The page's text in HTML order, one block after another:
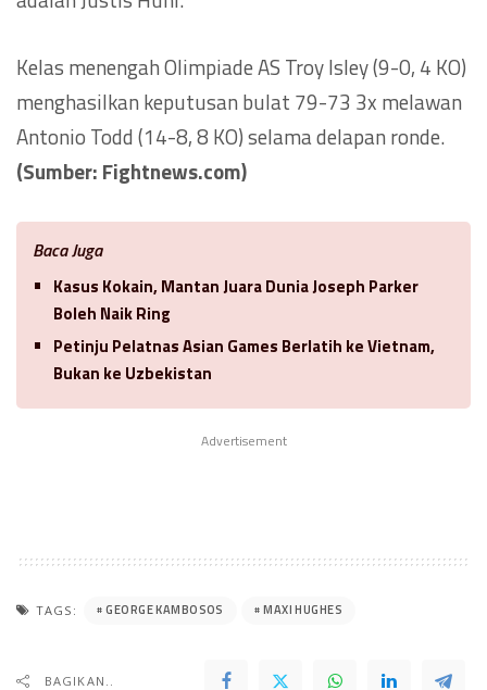
Kelas menengah Olimpiade AS Troy Isley (9-0, 4 KO)
menghasilkan keputusan bulat 79-73 3x melawan
Antonio Todd (14-8, 8 KO) selama delapan ronde.
(Sumber: Fightnews.com)
Baca Juga
Kasus Kokain, Mantan Juara Dunia Joseph Parker
Boleh Naik Ring
Petinju Pelatnas Asian Games Berlatih ke Vietnam,
Bukan ke Uzbekistan
Advertisement
TAGS: GEORGE KAMBOSOS MAXI HUGHES
BAGIKAN..